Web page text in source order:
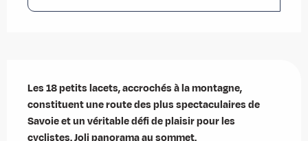
Les 18 petits lacets, accrochés à la montagne,
constituent une route des plus spectaculaires de
Savoie et un véritable défi de plaisir pour les
cyclistes. Joli panorama au sommet.